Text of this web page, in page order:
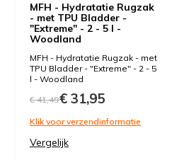
MFH - Hydratatie Rugzak
- met TPU Bladder -
"Extreme" - 2 - 5 l -
Woodland
MFH - Hydratatie Rugzak - met
TPU Bladder - "Extreme" - 2 - 5
l - Woodland
€ 41,49€ 31,95
Klik voor verzendinformatie
Vergelijk